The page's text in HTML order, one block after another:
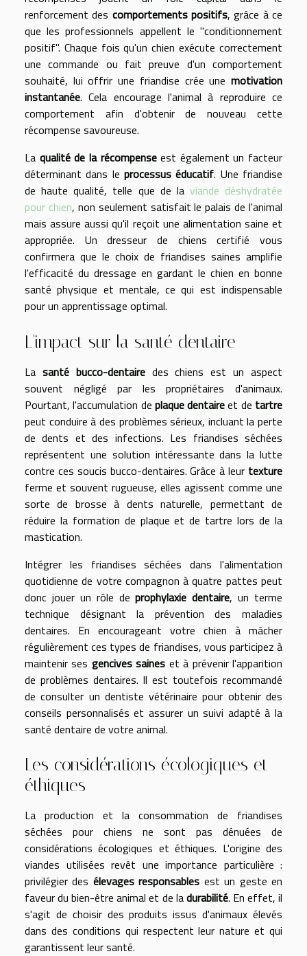
renforcement des comportements positifs, grâce à ce
que les professionnels appellent le "conditionnement
positif". Chaque fois qu'un chien exécute correctement
une commande ou fait preuve d'un comportement
souhaité, lui offrir une friandise crée une motivation
instantanée. Cela encourage l'animal à reproduire ce
comportement afin d'obtenir de nouveau cette
récompense savoureuse.
La qualité de la récompenseest également un facteur
déterminant dans le processus éducatif. Une friandise
de haute qualité, telle que de la viande déshydratée
pour chien, non seulement satisfait le palais de l'animal
mais assure aussi qu'il reçoit une alimentation saine et
appropriée. Un dresseur de chiens certifié vous
confirmera que le choix de friandises saines amplifie
l'efficacité du dressage en gardant le chien en bonne
santé physique et mentale, ce qui est indispensable
pour un apprentissage optimal.
L'impact sur la santé dentaire
La santé bucco-dentairedes chiens est un aspect
souvent négligé par les propriétaires d'animaux.
Pourtant, l'accumulation de plaque dentaireet de tartre
peut conduire à des problèmes sérieux, incluant la perte
de dents et des infections. Les friandises séchées
représentent une solution intéressante dans la lutte
contre ces soucis bucco-dentaires. Grâce à leur texture
ferme et souvent rugueuse, elles agissent comme une
sorte de brosse à dents naturelle, permettant de
réduire la formation de plaque et de tartre lors de la
mastication.
Intégrer les friandises séchées dans l'alimentation
quotidienne de votre compagnon à quatre pattes peut
donc jouer un rôle deprophylaxie dentaire, un terme
technique désignant la prévention des maladies
dentaires. En encourageant votre chien à mâcher
régulièrement ces types de friandises, vous participez à
maintenir ses gencives saines et à prévenir l'apparition
de problèmes dentaires. Il est toutefois recommandé
de consulter un dentiste vétérinaire pour obtenir des
conseils personnalisés et assurer un suivi adapté à la
santé dentaire de votre animal.
Les considérations écologiques et
éthiques
La production et la consommation de friandises
séchées pour chiens ne sont pas dénuées de
considérations écologiques et éthiques. L'origine des
viandes utilisées revêt une importance particulière :
privilégier des élevages responsables est un geste en
faveur du bien-être animal et de ladurabilité. En effet, il
s'agit de choisir des produits issus d'animaux élevés
dans des conditions qui respectent leur nature et qui
garantissent leur santé.